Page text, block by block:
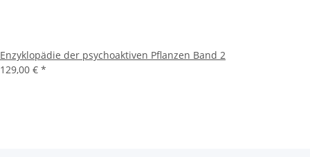
Enzyklopädie der psychoaktiven Pflanzen Band 2
129,00 € *